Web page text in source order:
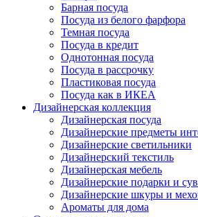
Барная посуда
Посуда из белого фарфора
Темная посуда
Посуда в кредит
Однотонная посуда
Посуда в рассрочку
Пластиковая посуда
Посуда как в ИКЕА
Дизайнерская коллекция
Дизайнерская посуда
Дизайнерские предметы
Дизайнерские светильники
Дизайнерский текстиль
Дизайнерская мебель
Дизайнерские подарки и
Дизайнерские шкуры и
Ароматы для дома